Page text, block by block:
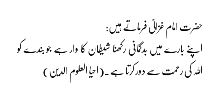
حضرت امام غزالیؒ فرماتے ہیں:
اپنے بارے میں بدگمانی رکھنا شیطان کا وار ہے جو بندے کو
اللہ کی رحمت سے دور کرتا ہے۔(احیا العلوم الدین)